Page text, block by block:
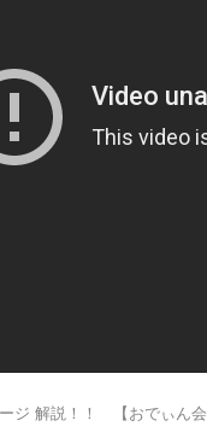
ジ 解説！！ 【おでぃん会